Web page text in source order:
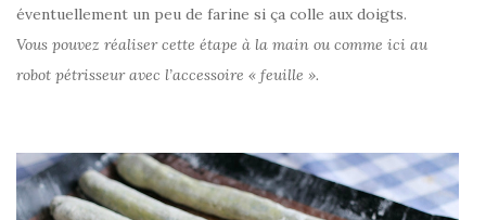
éventuellement un peu de farine si ça colle aux doigts.
Vous pouvez réaliser cette étape à la main ou comme ici au
robot pétrisseur avec l’accessoire « feuille ».